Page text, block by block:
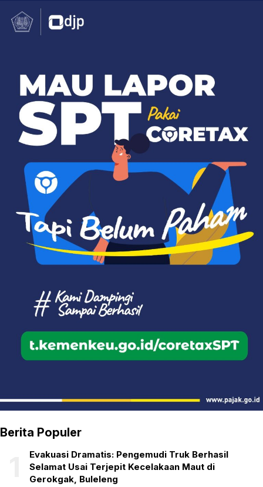
Berita Populer
Evakuasi Dramatis: Pengemudi Truk Berhasil
Selamat Usai Terjepit Kecelakaan Maut di
Gerokgak, Buleleng